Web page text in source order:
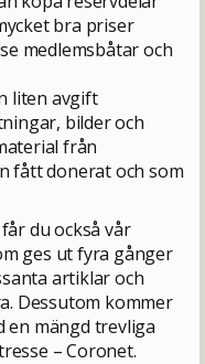
bra priser
medlemsbåtar och
liten avgift
bilder och
från
fått donerat och som
du också vår
ges ut fyra gånger
artiklar och
Dessutom kommer
en mängd trevliga
– Coronet.